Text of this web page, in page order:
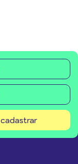
cadastrar